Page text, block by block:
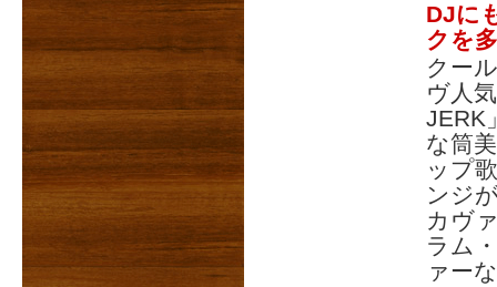
DJに
クを
クー
ヴ人
JERK
な筒
ップ
ンジ
カヴ
ラム
ァー